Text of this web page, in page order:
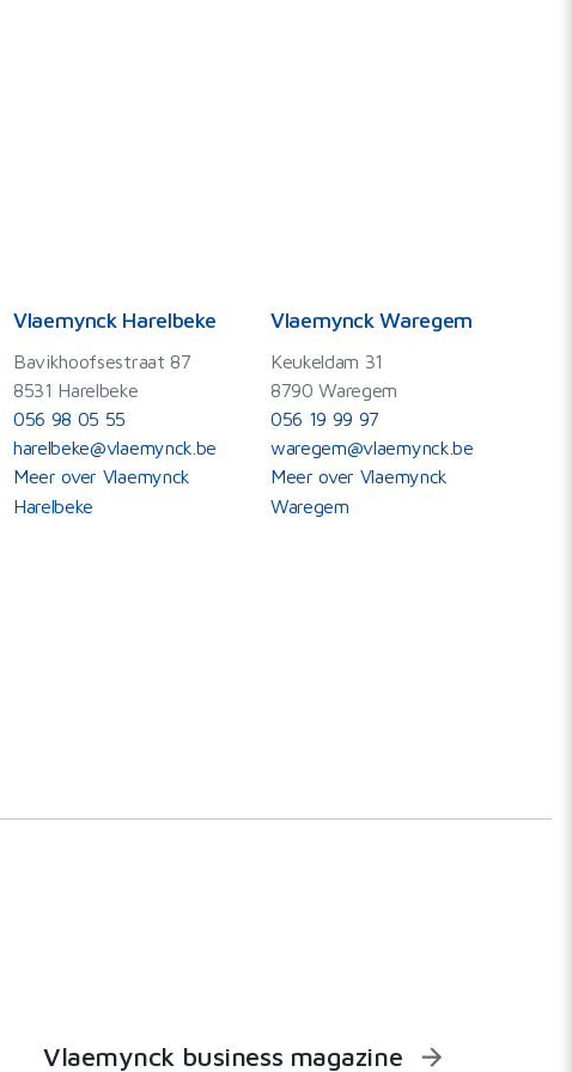
Vlaemynck Harelbeke
Bavikhoofsestraat 87
8531 Harelbeke
056 98 05 55
harelbeke@vlaemynck.be
Meer over Vlaemynck
Harelbeke
Vlaemynck Waregem
Keukeldam 31
8790 Waregem
056 19 99 97
waregem@vlaemynck.be
Meer over Vlaemynck
Waregem
Vlaemynck business magazine